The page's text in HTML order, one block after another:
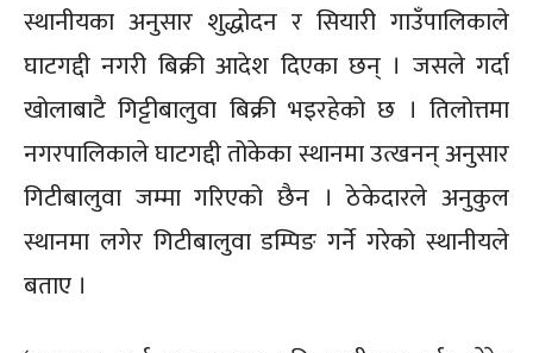
स्थानीयका अनुसार शुद्धोदन र सियारी गाउँपालिकाले
घाटगद्दी नगरी बिक्री आदेश दिएका छन् । जसले गर्दा
खोलाबाटै गिट्टीबालुवा बिक्री भइरहेको छ । तिलोत्तमा
नगरपालिकाले घाटगद्दी तोकेका स्थानमा उत्खनन् अनुसार
गिटीबालुवा जम्मा गरिएको छैन । ठेकेदारले अनुकुल
स्थानमा लगेर गिटीबालुवा डम्पिङ गर्ने गरेको स्थानीयले
बताए ।